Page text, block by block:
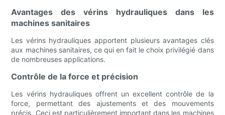
Avantages des vérins hydrauliques dans les
machines sanitaires
Les vérins hydrauliques apportent plusieurs avantages clés
aux machines sanitaires, ce qui en fait le choix privilégié dans
de nombreuses applications.
Contrôle de la force et précision
Les vérins hydrauliques offrent un excellent contrôle de la
force, permettant des ajustements et des mouvements
précis. Ceci est particulièrement important dans les machines